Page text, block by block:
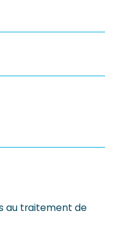
au traitement de